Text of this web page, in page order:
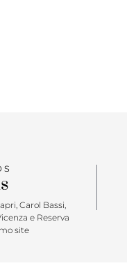
Carol Bassi,
e Reserva
site